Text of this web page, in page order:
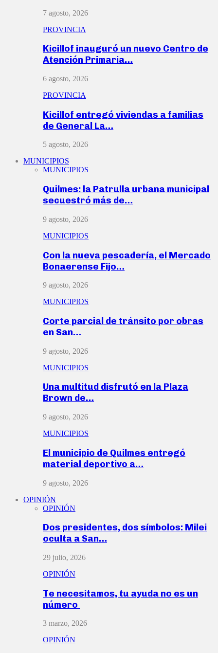
7 agosto, 2026
PROVINCIA
Kicillof inauguró un nuevo Centro de
Atención Primaria…
6 agosto, 2026
PROVINCIA
Kicillof entregó viviendas a familias
de General La…
5 agosto, 2026
MUNICIPIOS
MUNICIPIOS
Quilmes: la Patrulla urbana municipal
secuestró más de…
9 agosto, 2026
MUNICIPIOS
Con la nueva pescadería, el Mercado
Bonaerense Fijo…
9 agosto, 2026
MUNICIPIOS
Corte parcial de tránsito por obras
en San…
9 agosto, 2026
MUNICIPIOS
Una multitud disfrutó en la Plaza
Brown de…
9 agosto, 2026
MUNICIPIOS
El municipio de Quilmes entregó
material deportivo a…
9 agosto, 2026
OPINIÓN
OPINIÓN
Dos presidentes, dos símbolos: Milei
oculta a San…
29 julio, 2026
OPINIÓN
Te necesitamos, tu ayuda no es un
número
3 marzo, 2026
OPINIÓN